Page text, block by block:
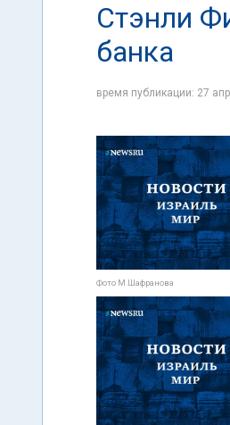
Стэнли
банка
время публикации: 27
Фото М.Шафранова